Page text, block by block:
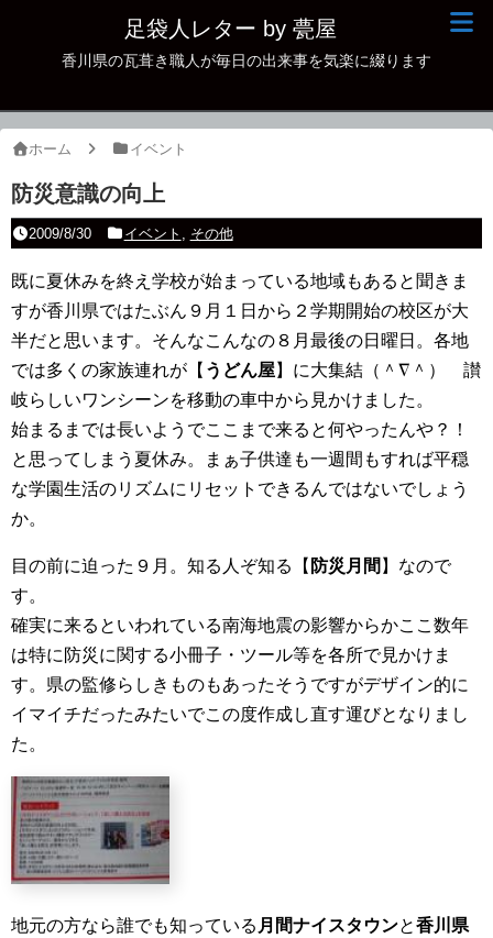
足袋人レター by 甍屋
香川県の瓦葺き職人が毎日の出来事を気楽に綴ります
ホーム イベント
防災意識の向上
2009/8/30 イベント , その他
既に夏休みを終え学校が始まっている地域もあると聞きま
すが香川県ではたぶん９月１日から２学期開始の校区が大
半だと思います。そんなこんなの８月最後の日曜日。各地
では多くの家族連れが【 うどん屋】に大集結（＾∇＾） 讃
岐らしいワンシーンを移動の車中から見かけました。
始まるまでは長いようでここまで来ると何やったんや？！
と思ってしまう夏休み。まぁ子供達も一週間もすれば平穏
な学園生活のリズムにリセットできるんではないでしょう
か。
目の前に迫った９月。知る人ぞ知る【 防災月間 】なので
す。
確実に来るといわれている南海地震の影響からかここ数年
は特に防災に関する小冊子・ツール等を各所で見かけま
す。県の監修らしきものもあったそうですがデザイン的に
イマイチだったみたいでこの度作成し直す運びとなりまし
た。
地元の方なら誰でも知っている 月間ナイスタウンと香川県
現場日記
古瓦
本日の一品
その他